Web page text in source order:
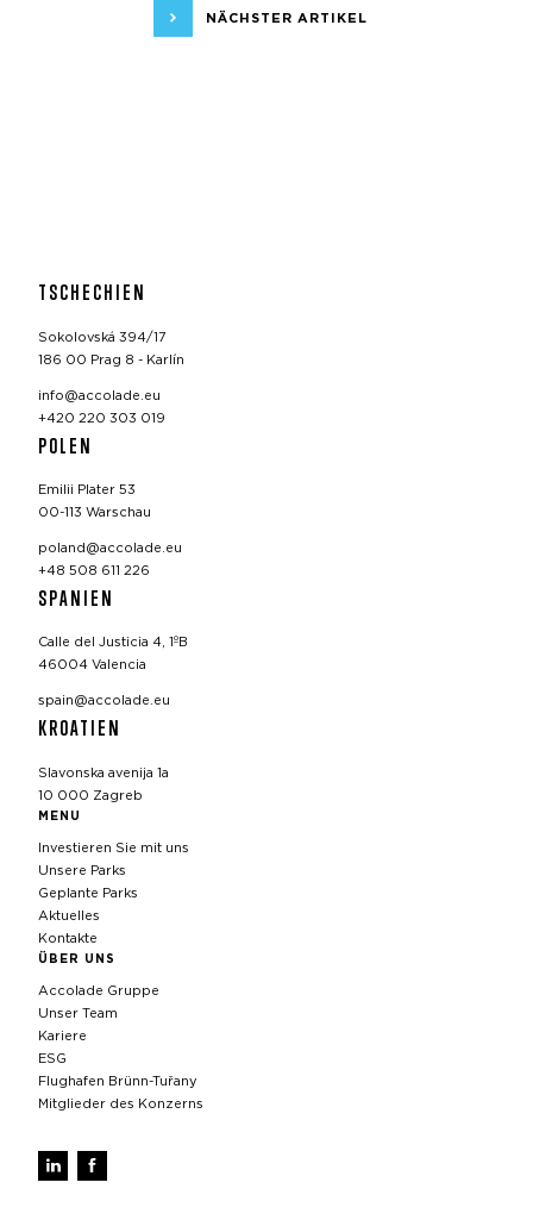
NÄCHSTER ARTIKEL
TSCHECHIEN
Sokolovská 394/17
186 00 Prag 8 - Karlín
info@accolade.eu
+420 220 303 019
POLEN
Emilii Plater 53
00-113 Warschau
poland@accolade.eu
+48 508 611 226
SPANIEN
Calle del Justicia 4, 1ºB
46004 Valencia
spain@accolade.eu
KROATIEN
Slavonska avenija 1a
10 000 Zagreb
MENU
Investieren Sie mit uns
Unsere Parks
Geplante Parks
Aktuelles
Kontakte
ÜBER UNS
Accolade Gruppe
Unser Team
Kariere
ESG
Flughafen Brünn-Tuřany
Mitglieder des Konzerns